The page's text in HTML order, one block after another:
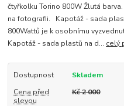
čtyřkolku Torino 800W Žlutá
na fotografii. Kapotáž - sada
800Wattů je k osobnímu
Kapotáž - sada plastů na d... celý
Dostupnost
Skladem
Cena před
slevou
Kč 2 000